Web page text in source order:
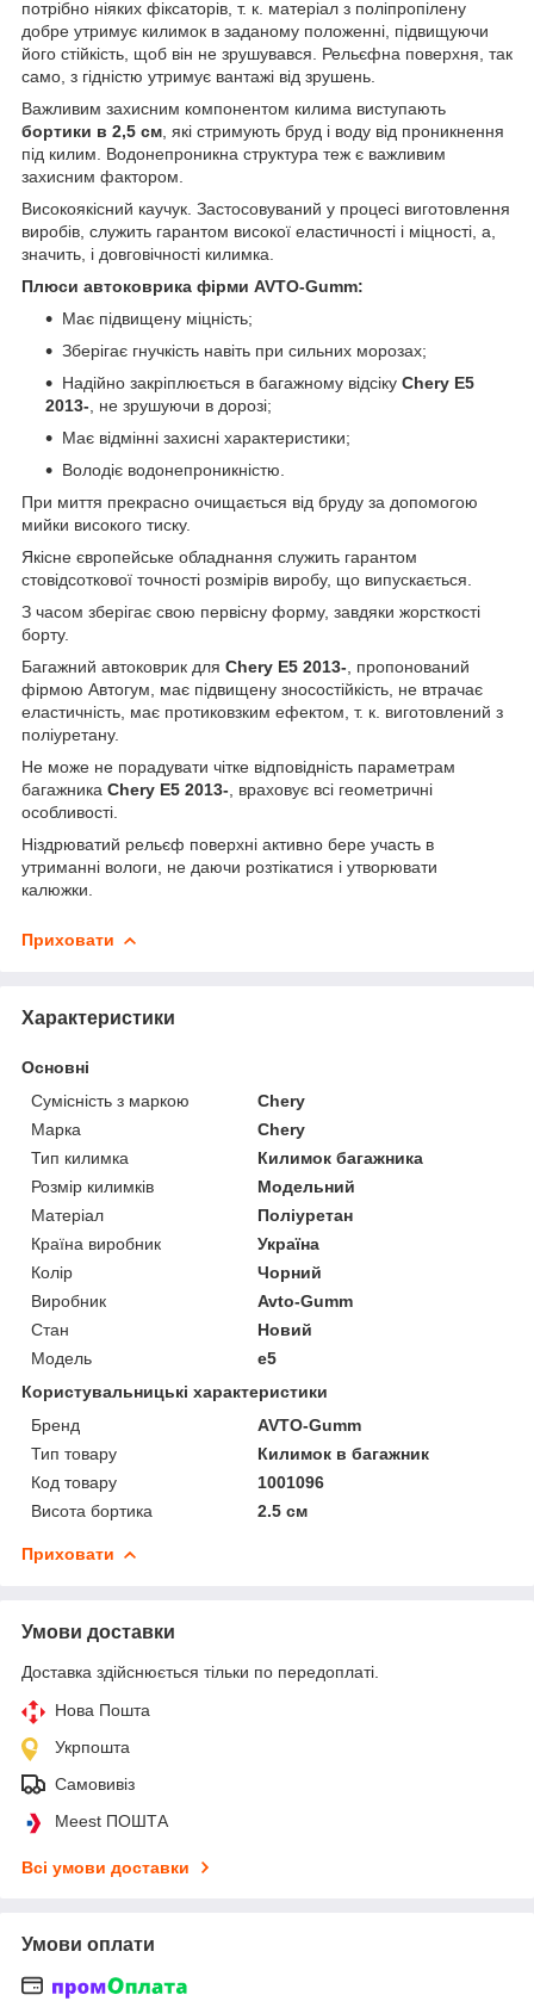
потрібно ніяких фіксаторів, т. к. матеріал з поліпропілену
добре утримує килимок в заданому положенні, підвищуючи
його стійкість, щоб він не зрушувався. Рельєфна поверхня, так
само, з гідністю утримує вантажі від зрушень.
Важливим захисним компонентом килима виступають
бортики в 2,5 см , які стримують бруд і воду від проникнення
під килим. Водонепроникна структура теж є важливим
захисним фактором.
Високоякісний каучук. Застосовуваний у процесі виготовлення
виробів, служить гарантом високої еластичності і міцності, а,
значить, і довговічності килимка.
Плюси автоковрика фірми AVTO-Gumm:
Має підвищену міцність;
Зберігає гнучкість навіть при сильних морозах;
Надійно закріплюється в багажному відсіку Chery E5
2013- , не зрушуючи в дорозі;
Має відмінні захисні характеристики;
Володіє водонепроникністю.
При миття прекрасно очищається від бруду за допомогою
мийки високого тиску.
Якісне європейське обладнання служить гарантом
стовідсоткової точності розмірів виробу, що випускається.
З часом зберігає свою первісну форму, завдяки жорсткості
борту.
Багажний автоковрик для Chery E5 2013- , пропонований
фірмою Автогум, має підвищену зносостійкість, не втрачає
еластичність, має протиковзким ефектом, т. к. виготовлений з
поліуретану.
Не може не порадувати чітке відповідність параметрам
багажника Chery E5 2013- , враховує всі геометричні
особливості.
Ніздрюватий рельєф поверхні активно бере участь в
утриманні вологи, не даючи розтікатися і утворювати
калюжки.
Приховати
Характеристики
Основні
Сумісність з маркою
Chery
Марка
Chery
Тип килимка
Килимок багажника
Розмір килимків
Модельний
Матеріал
Поліуретан
Країна виробник
Україна
Колір
Чорний
Виробник
Avto-Gumm
Стан
Новий
Модель
e5
Користувальницькі характеристики
Бренд
AVTO-Gumm
Тип товару
Килимок в багажник
Код товару
1001096
Висота бортика
2.5 см
Приховати
Умови доставки
Доставка здійснюється тільки по передоплаті.
Нова Пошта
Укрпошта
Самовивіз
Meest ПОШТА
Всі умови доставки
Умови оплати